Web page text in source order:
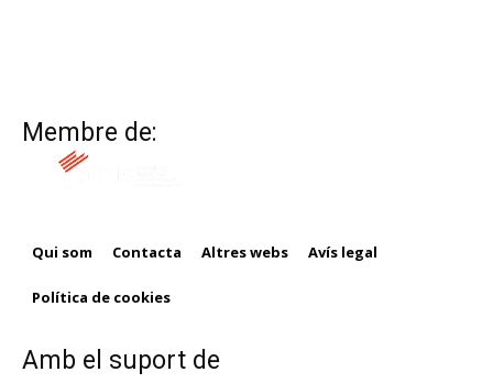
Membre de:
Qui som Contacta Altres webs Avís legal
Política de cookies
Amb el suport de